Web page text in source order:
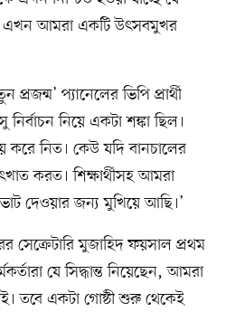
এখন আমরা একটি উৎসবমুখর
প্যানেলের ভিপি প্রার্থী
নিয়ে একটা শঙ্কা ছিল।
করে নিত। কেউ যদি বানচালের
করত। শিক্ষার্থীসহ আমরা
দেওয়ার জন্য মুখিয়ে আছি।’
সেক্রেটারি মুজাহিদ ফয়সাল প্রথম
যে সিদ্ধান্ত নিয়েছেন, আমরা
তবে একটা গোষ্ঠী শুরু থেকেই